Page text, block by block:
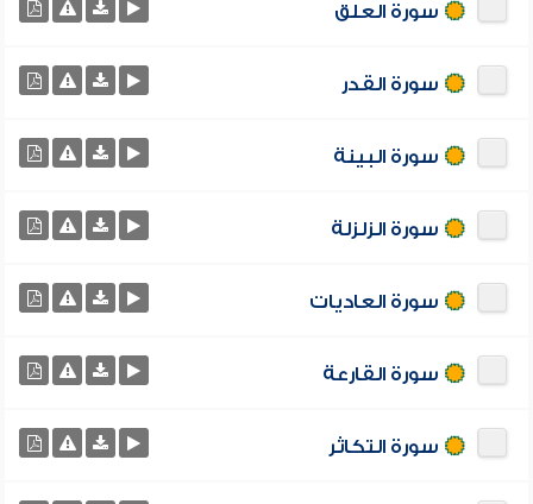
سورة العلق
سورة القدر
سورة البينة
سورة الزلزلة
سورة العاديات
سورة القارعة
سورة التكاثر